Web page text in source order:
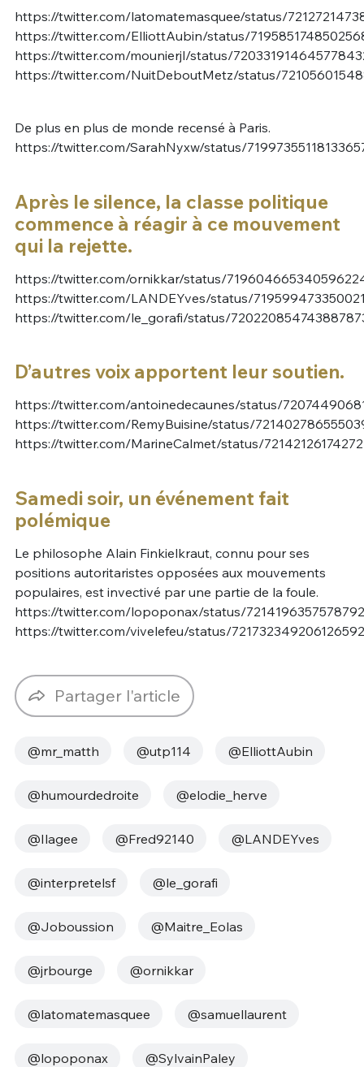
https://twitter.com/latomatemasquee/status/
https://twitter.com/ElliottAubin/status/
https://twitter.com/mounierjl/status/
https://twitter.com/NuitDeboutMetz/status/
De plus en plus de monde recensé à Paris.
https://twitter.com/SarahNyxw/status/
Après le silence, la classe politique
commence à réagir à ce mouvement
qui la rejette.
https://twitter.com/ornikkar/status/
https://twitter.com/LANDEYves/status/
https://twitter.com/le_gorafi/status/
D’autres voix apportent leur soutien.
https://twitter.com/antoinedecaunes/status/
https://twitter.com/RemyBuisine/status/
https://twitter.com/MarineCalmet/status/
Samedi soir, un événement fait
polémique
Le philosophe Alain Finkielkraut, connu pour ses
positions autoritaristes opposées aux mouvements
populaires, est invectivé par une partie de la foule.
https://twitter.com/lopoponax/status/
https://twitter.com/vivelefeu/status/721732349206126592
Partager l'article
@mr_matth @utp114 @ElliottAubin
@humourdedroite @elodie_herve
@Ilagee @Fred92140 @LANDEYves
@interpretelsf @le_gorafi
@Joboussion @Maitre_Eolas
@jrbourge @ornikkar
@latomatemasquee @samuellaurent
@lopoponax @SylvainPaley